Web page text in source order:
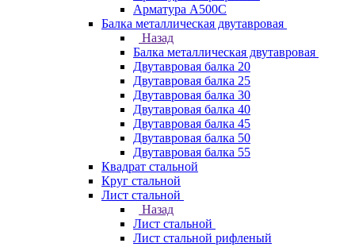
Арматура А500С
Балка металлическая двутавровая
Назад
Балка металлическая двутавровая
Двутавровая балка 20
Двутавровая балка 25
Двутавровая балка 30
Двутавровая балка 40
Двутавровая балка 45
Двутавровая балка 50
Двутавровая балка 55
Квадрат стальной
Круг стальной
Лист стальной
Назад
Лист стальной
Лист стальной рифленый